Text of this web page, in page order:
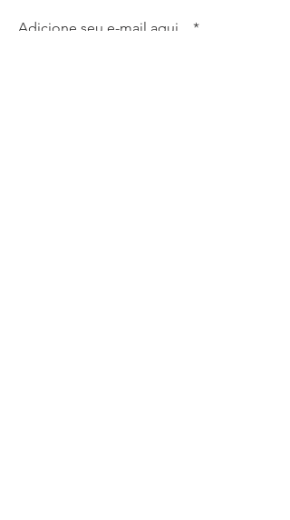
Adicione seu e-mail aqui...